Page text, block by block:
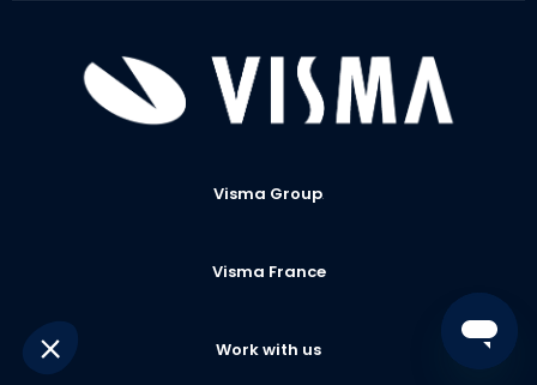
Visma Group.
Visma France
Work with us